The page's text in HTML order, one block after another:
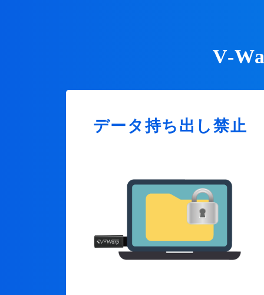
V-
データ持ち出し禁止